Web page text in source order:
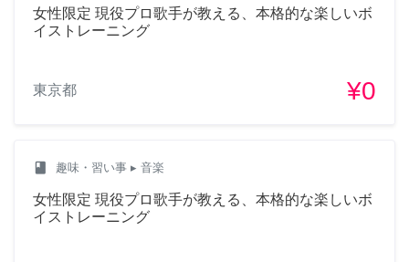
女性限定 現役プロ歌手が教える、本格的な楽しいボ
イストレーニング
東京都 ¥0
class 趣味・習い事 ▸ 音楽
女性限定 現役プロ歌手が教える、本格的な楽しいボ
イストレーニング